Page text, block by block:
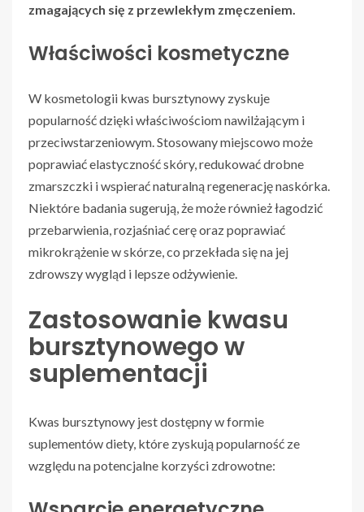
zmagających się z przewlekłym zmęczeniem.
Właściwości kosmetyczne
W kosmetologii kwas bursztynowy zyskuje
popularność dzięki właściwościom nawilżającym i
przeciwstarzeniowym. Stosowany miejscowo może
poprawiać elastyczność skóry, redukować drobne
zmarszczki i wspierać naturalną regenerację naskórka.
Niektóre badania sugerują, że może również łagodzić
przebarwienia, rozjaśniać cerę oraz poprawiać
mikrokrążenie w skórze, co przekłada się na jej
zdrowszy wygląd i lepsze odżywienie.
Zastosowanie kwasu
bursztynowego w
suplementacji
Kwas bursztynowy jest dostępny w formie
suplementów diety, które zyskują popularność ze
względu na potencjalne korzyści zdrowotne: